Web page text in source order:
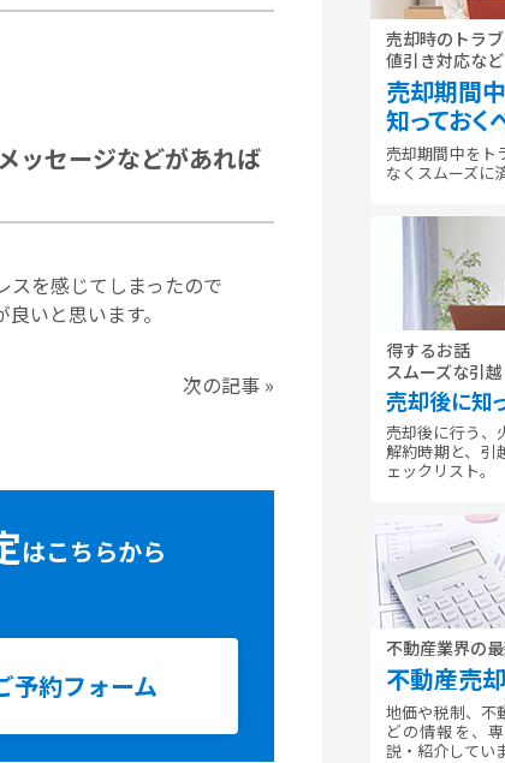
ッセージなどがあれば
スを感じてしまったので
いと思います。
次の記事 »
はこちらから
予約フォーム
売却時のトラ
値引き対応など
売却期間
知っておく
売却期間中をト
なくスムーズに
得するお話
スムーズな引
売却後に知
売却後に行う、
解約時期と、引
ェックリスト。
不動産業界の
不動産売
地価や税制、不
どの情報を、
説・紹介してい